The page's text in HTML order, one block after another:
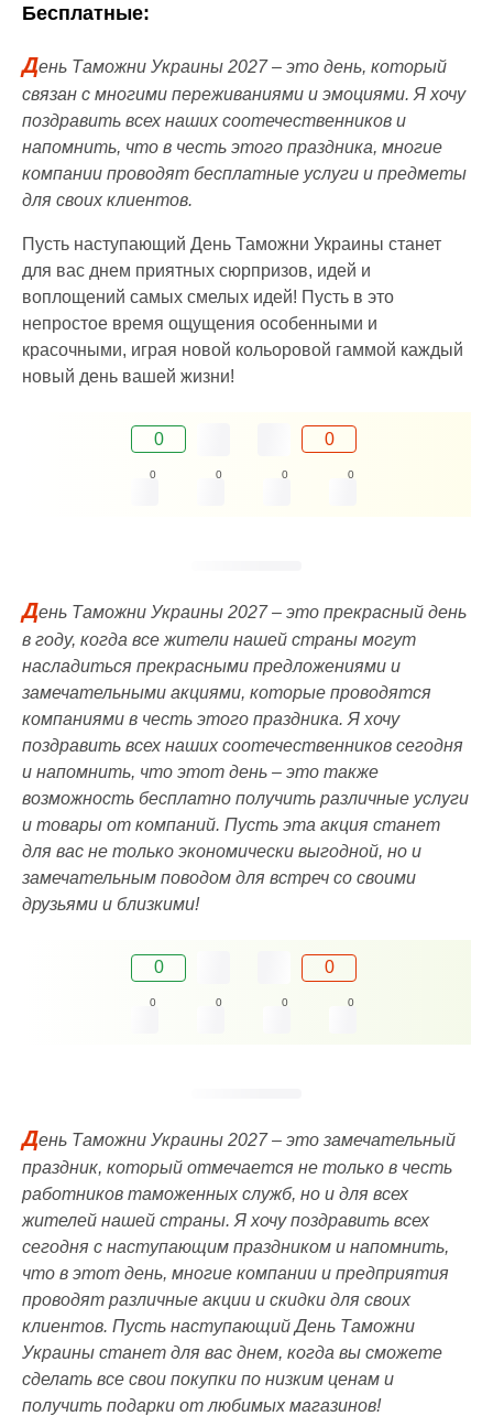
Бесплатные:
День Таможни Украины 2027 – это день, который
связан с многими переживаниями и эмоциями. Я хочу
поздравить всех наших соотечественников и
напомнить, что в честь этого праздника, многие
компании проводят бесплатные услуги и предметы
для своих клиентов.
Пусть наступающий День Таможни Украины станет
для вас днем приятных сюрпризов, идей и
воплощений самых смелых идей! Пусть в это
непростое время ощущения особенными и
красочными, играя новой кольоровой гаммой каждый
новый день вашей жизни!
0 0
0 0 0 0
День Таможни Украины 2027 – это прекрасный день
в году, когда все жители нашей страны могут
насладиться прекрасными предложениями и
замечательными акциями, которые проводятся
компаниями в честь этого праздника. Я хочу
поздравить всех наших соотечественников сегодня
и напомнить, что этот день – это также
возможность бесплатно получить различные услуги
и товары от компаний. Пусть эта акция станет
для вас не только экономически выгодной, но и
замечательным поводом для встреч со своими
друзьями и близкими!
0 0
0 0 0 0
День Таможни Украины 2027 – это замечательный
праздник, который отмечается не только в честь
работников таможенных служб, но и для всех
жителей нашей страны. Я хочу поздравить всех
сегодня с наступающим праздником и напомнить,
что в этот день, многие компании и предприятия
проводят различные акции и скидки для своих
клиентов. Пусть наступающий День Таможни
Украины станет для вас днем, когда вы сможете
сделать все свои покупки по низким ценам и
получить подарки от любимых магазинов!